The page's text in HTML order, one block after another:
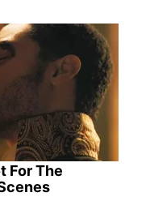
For The